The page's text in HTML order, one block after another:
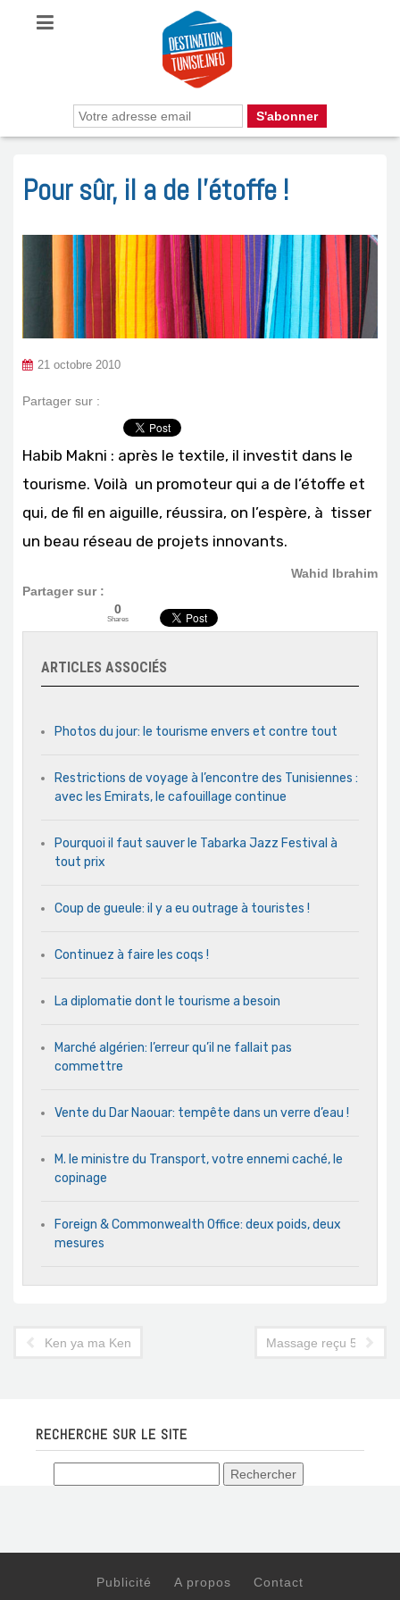
Pour sûr, il a de l’étoffe !
21 octobre 2010
Partager sur :
Habib Makni : après le textile, il investit dans le
tourisme. Voilà un promoteur qui a de l’étoffe et
qui, de fil en aiguille, réussira, on l’espère, à tisser
un beau réseau de projets innovants.
Wahid Ibrahim
Partager sur :
0
Shares
ARTICLES ASSOCIÉS
Photos du jour: le tourisme envers et contre tout
Restrictions de voyage à l’encontre des Tunisiennes :
avec les Emirats, le cafouillage continue
Pourquoi il faut sauver le Tabarka Jazz Festival à
tout prix
Coup de gueule: il y a eu outrage à touristes !
Continuez à faire les coqs !
La diplomatie dont le tourisme a besoin
Marché algérien: l’erreur qu’il ne fallait pas
commettre
Vente du Dar Naouar: tempête dans un verre d’eau !
M. le ministre du Transport, votre ennemi caché, le
copinage
Foreign & Commonwealth Office: deux poids, deux
mesures
Ken ya ma Ken Massage reçu 5 sur 5
RECHERCHE SUR LE SITE
Publicité A propos Contact